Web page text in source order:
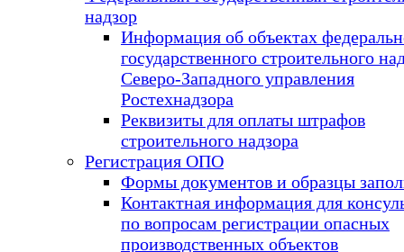
надзор
Информация об объектах
государственного строительного
Северо-Западного управления
Ростехнадзора
Реквизиты для оплаты штрафов
строительного надзора
Регистрация ОПО
Формы документов и образцы
Контактная информация для
по вопросам регистрации опасных
производственных объектов